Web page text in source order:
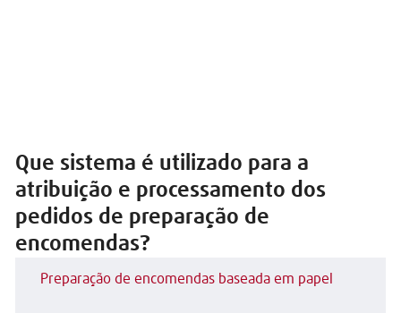
Que sistema é utilizado para a
atribuição e processamento dos
pedidos de preparação de
encomendas?
Preparação de encomendas baseada em papel